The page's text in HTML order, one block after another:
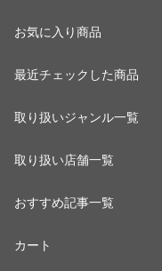
お気に入り商品
最近チェックした商品
取り扱いジャンル一覧
取り扱い店舗一覧
おすすめ記事一覧
カート